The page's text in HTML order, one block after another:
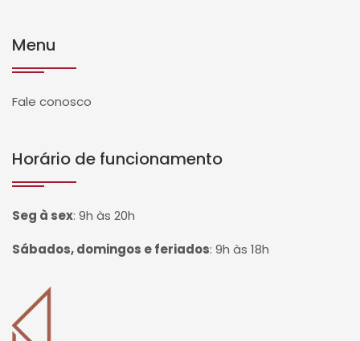
Menu
Fale conosco
Horário de funcionamento
Seg à sex: 9h às 20h
Sábados, domingos e feriados: 9h às 18h
Página inicial